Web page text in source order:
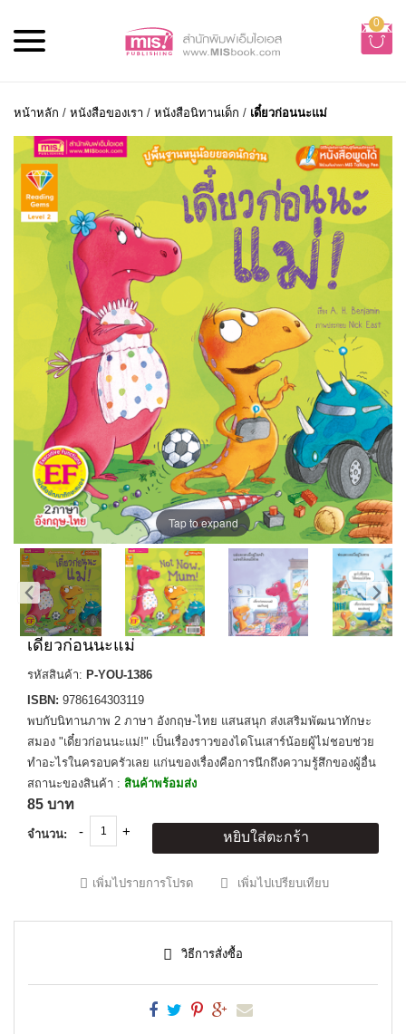
0
หน้าหลัก / หนังสือของเรา / หนังสือนิทานเด็ก / เดี๋ยวก่อนนะแม่
Tap to expand
เดี๋ยวก่อนนะแม่
รหัสสินค้า: P-YOU-1386
ISBN: 9786164303119
พบกับนิทานภาพ 2 ภาษา อังกฤษ-ไทย แสนสนุก ส่งเสริมพัฒนาทักษะ
สมอง "เดี๋ยวก่อนนะแม่!" เป็นเรื่องราวของไดโนเสาร์น้อยผู้ไม่ชอบช่วย
ทำอะไรในครอบครัวเลย แก่นของเรื่องคือการนึกถึงความรู้สึกของผู้อื่น
สถานะของสินค้า : สินค้าพร้อมส่ง
85 บาท
จำนวน: หยิบใส่ตะกร้า
เพิ่มไปรายการโปรด เพิ่มไปเปรียบเทียบ
วิธีการสั่งซื้อ